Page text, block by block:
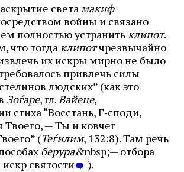
света макиф
войны и связано
полностью устранить клипот.
что тогда клипотчрезвычайно
их искры мирно не было
привлечь силы
людских” (как это
Зоѓаре, гл. Вайеце,
стиха “Восстань, Г‑споди,
Твоего, — Ты и ковчег
(Теѓилим, 132:8). Там речь
берура&nbsp;— отбора
святости
).